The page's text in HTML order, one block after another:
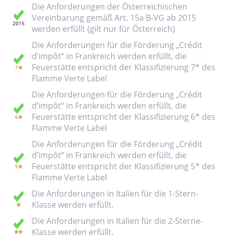
Die Anforderungen der Österreichischen
Vereinbarung gemäß Art. 15a B-VG ab 2015
werden erfüllt (gilt nur für Österreich)
Die Anforderungen für die Förderung „Crédit
d’impôt“ in Frankreich werden erfüllt, die
Feuerstätte entspricht der Klassifizierung 7* des
Flamme Verte Label
Die Anforderungen für die Förderung „Crédit
d’impôt“ in Frankreich werden erfüllt, die
Feuerstätte entspricht der Klassifizierung 6* des
Flamme Verte Label
Die Anforderungen für die Förderung „Crédit
d’impôt“ in Frankreich werden erfüllt, die
Feuerstätte entspricht der Klassifizierung 5* des
Flamme Verte Label
Die Anforderungen in Italien für die 1-Stern-
Klasse werden erfüllt.
Die Anforderungen in Italien für die 2-Sterne-
Klasse werden erfüllt.